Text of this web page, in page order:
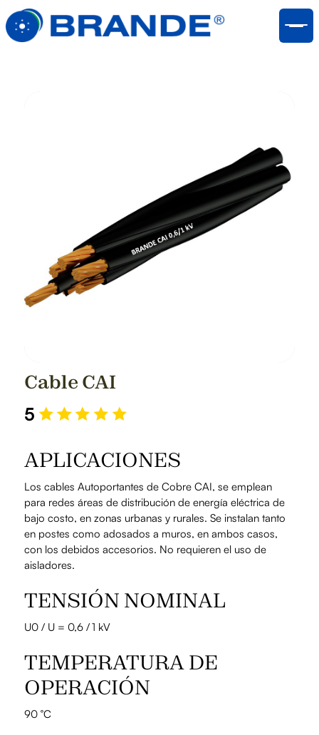
Cable CAI
5
APLICACIONES
Los cables Autoportantes de Cobre CAI, se emplean
para redes áreas de distribución de energía eléctrica de
bajo costo, en zonas urbanas y rurales. Se instalan tanto
en postes como adosados a muros, en ambos casos,
con los debidos accesorios. No requieren el uso de
aisladores.
TENSIÓN NOMINAL
U0 / U = 0,6 /1 kV
TEMPERATURA DE
OPERACIÓN
90 °C